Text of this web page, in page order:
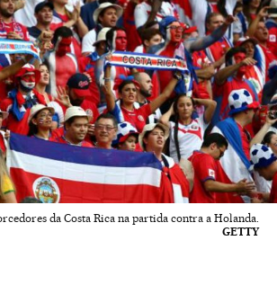
da Costa Rica na partida contra a Holanda.
GETTY